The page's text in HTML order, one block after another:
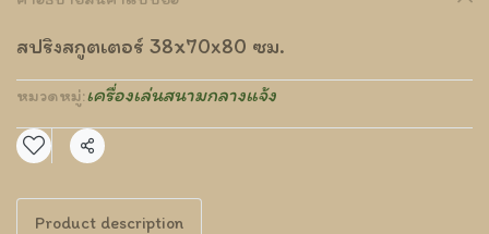
สปริงสกูตเตอร์ 38x70x80 ซม.
หมวดหมู่:เครื่องเล่นสนามกลางแจ้ง
แชร์
Product description